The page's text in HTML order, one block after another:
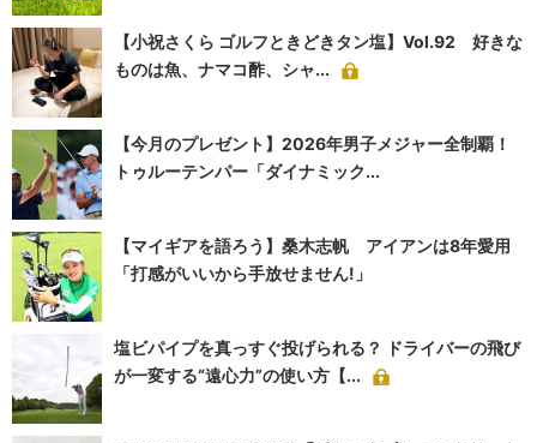
【小祝さくら ゴルフときどきタン塩】Vol.92 好きな
ものは魚、ナマコ酢、シャ...
【今月のプレゼント】2026年男子メジャー全制覇！
トゥルーテンパー「ダイナミック...
【マイギアを語ろう】桑木志帆 アイアンは8年愛用
「打感がいいから手放せません!」
塩ビパイプを真っすぐ投げられる？ ドライバーの飛び
が一変する“遠心力”の使い方【...